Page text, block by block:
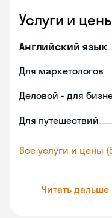
Услуги и
Английский язык
Для маркетологов
Деловой - для
Для путешествий
Все услуги и цены
Читать дальше